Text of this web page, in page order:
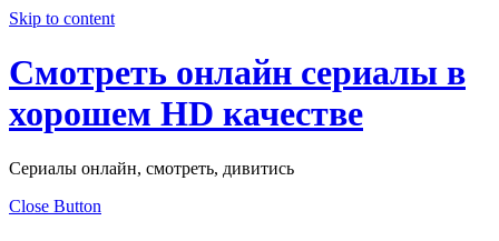
Skip to content
Смотреть онлайн сериалы в
хорошем HD качестве
Сериалы онлайн, смотреть, дивитись
Close Button